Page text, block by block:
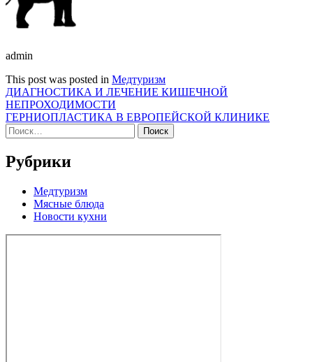
admin
This post was posted in Медтуризм
Навигация
по
записям
ДИАГНОСТИКА И ЛЕЧЕНИЕ КИШЕЧНОЙ
НЕПРОХОДИМОСТИ
ГЕРНИОПЛАСТИКА В ЕВРОПЕЙСКОЙ КЛИНИКЕ
Найти:
Рубрики
Медтуризм
Мясные блюда
Новости кухни